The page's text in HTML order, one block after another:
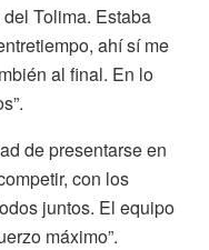
Tolima. Estaba
ahí sí me
al final. En lo
de presentarse en
con los
juntos. El equipo
máximo”.